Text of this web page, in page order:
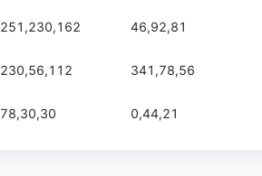
251,230,162 46,92,81
230,56,112 341,78,56
78,30,30 0,44,21